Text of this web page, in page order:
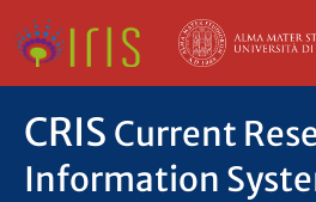
CRIS Current
Information